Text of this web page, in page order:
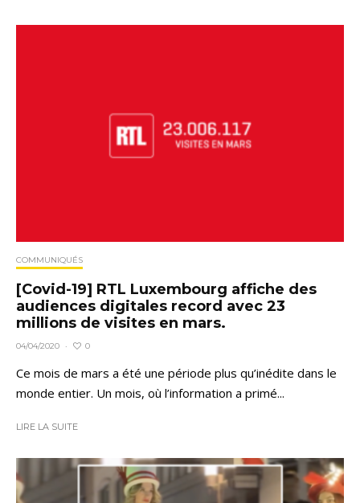
COMMUNIQUÉS
[Covid-19] RTL Luxembourg affiche des
audiences digitales record avec 23
millions de visites en mars.
04/04/2020 · 0
Ce mois de mars a été une période plus qu’inédite dans le
monde entier. Un mois, où l’information a primé...
LIRE LA SUITE